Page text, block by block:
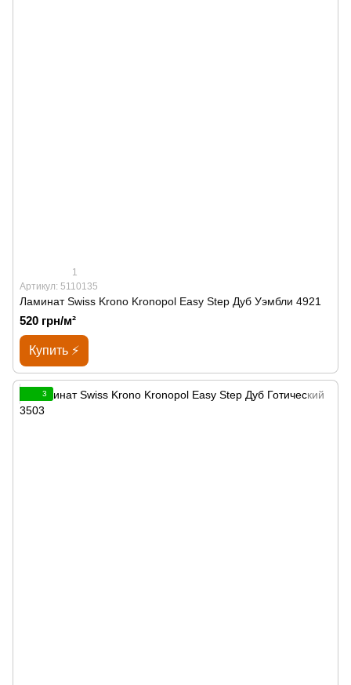
1
Артикул: 5110135
Ламинат Swiss Krono Kronopol Easy Step Дуб Уэмбли 4921
520 грн/м²
Купить ⚡
3